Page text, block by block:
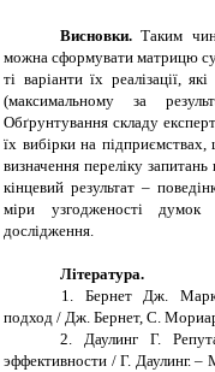
Висновки. Таким
можна сформувати матрицю
ті варіанти їх реалізації,
(максимальному за
Обґрунтування складу
їх вибірки на
визначення переліку
кінцевий результат –
міри узгодженості думок
дослідження.
Література.
1.
Бернет Дж.
подход / Дж. Бернет, С.
2.
Даулинг Г.
эффективности / Г.